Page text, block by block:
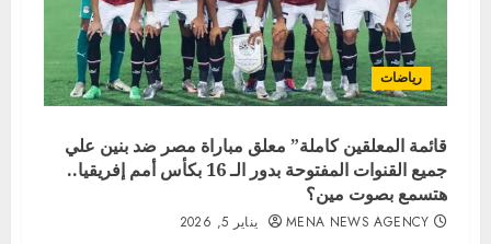
رياضات
قائمة المعلقين كاملة” معلق مباراة مصر ضد بنين علي
جميع القنوات المفتوحة بدور الـ 16 بكأس أمم إفريقيا..
هتسمع بصوت مين؟
MENA NEWS AGENCY يناير 5, 2026